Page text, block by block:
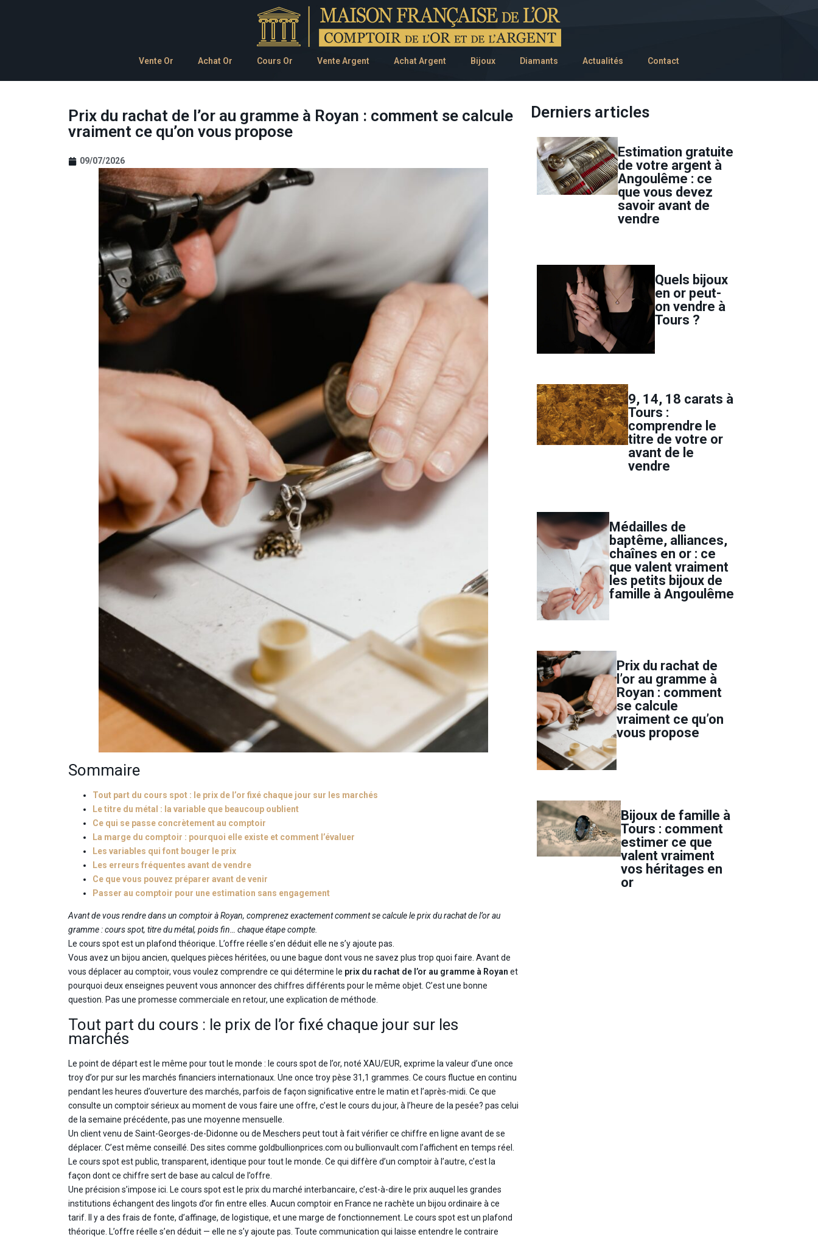
Vente Or Achat Or Cours Or Vente Argent Achat Argent Bijoux Diamants Actualités Contact
Prix du rachat de l’or au gramme à Royan : comment se calcule
vraiment ce qu’on vous propose
09/07/2026
Sommaire
Tout part du cours spot : le prix de l’or fixé chaque jour sur les marchés
Le titre du métal : la variable que beaucoup oublient
Ce qui se passe concrètement au comptoir
La marge du comptoir : pourquoi elle existe et comment l’évaluer
Les variables qui font bouger le prix
Les erreurs fréquentes avant de vendre
Ce que vous pouvez préparer avant de venir
Passer au comptoir pour une estimation sans engagement
Avant de vous rendre dans un comptoir à Royan, comprenez exactement comment se calcule le prix du rachat de l’or au
gramme : cours spot, titre du métal, poids fin… chaque étape compte.
Le cours spot est un plafond théorique. L’offre réelle s’en déduit elle ne s’y ajoute pas.
Vous avez un bijou ancien, quelques pièces héritées, ou une bague dont vous ne savez plus trop quoi faire. Avant de
vous déplacer au comptoir, vous voulez comprendre ce qui détermine le prix du rachat de l’or au gramme à Royan et
pourquoi deux enseignes peuvent vous annoncer des chiffres différents pour le même objet. C’est une bonne
question. Pas une promesse commerciale en retour, une explication de méthode.
Tout part du cours : le prix de l’or fixé chaque jour sur les
marchés
Le point de départ est le même pour tout le monde : le cours spot de l’or, noté XAU/EUR, exprime la valeur d’une once
troy d’or pur sur les marchés financiers internationaux. Une once troy pèse 31,1 grammes. Ce cours fluctue en continu
pendant les heures d’ouverture des marchés, parfois de façon significative entre le matin et l’après-midi. Ce que
consulte un comptoir sérieux au moment de vous faire une offre, c’est le cours du jour, à l’heure de la pesée? pas celui
de la semaine précédente, pas une moyenne mensuelle.
Un client venu de Saint-Georges-de-Didonne ou de Meschers peut tout à fait vérifier ce chiffre en ligne avant de se
déplacer. C’est même conseillé. Des sites comme goldbullionprices.com ou bullionvault.com l’affichent en temps réel.
Le cours spot est public, transparent, identique pour tout le monde. Ce qui diffère d’un comptoir à l’autre, c’est la
façon dont ce chiffre sert de base au calcul de l’offre.
Une précision s’impose ici. Le cours spot est le prix du marché interbancaire, c’est-à-dire le prix auquel les grandes
institutions échangent des lingots d’or fin entre elles. Aucun comptoir en France ne rachète un bijou ordinaire à ce
tarif. Il y a des frais de fonte, d’affinage, de logistique, et une marge de fonctionnement. Le cours spot est un plafond
théorique. L’offre réelle s’en déduit — elle ne s’y ajoute pas. Toute communication qui laisse entendre le contraire
Derniers articles
Estimation gratuite
de votre argent à
Angoulême : ce
que vous devez
savoir avant de
vendre
Quels bijoux
en or peut-
on vendre à
Tours ?
9, 14, 18 carats à
Tours :
comprendre le
titre de votre or
avant de le
vendre
Médailles de
baptême, alliances,
chaînes en or : ce
que valent vraiment
les petits bijoux de
famille à Angoulême
Prix du rachat de
l’or au gramme à
Royan : comment
se calcule
vraiment ce qu’on
vous propose
Bijoux de famille à
Tours : comment
estimer ce que
valent vraiment
vos héritages en
or